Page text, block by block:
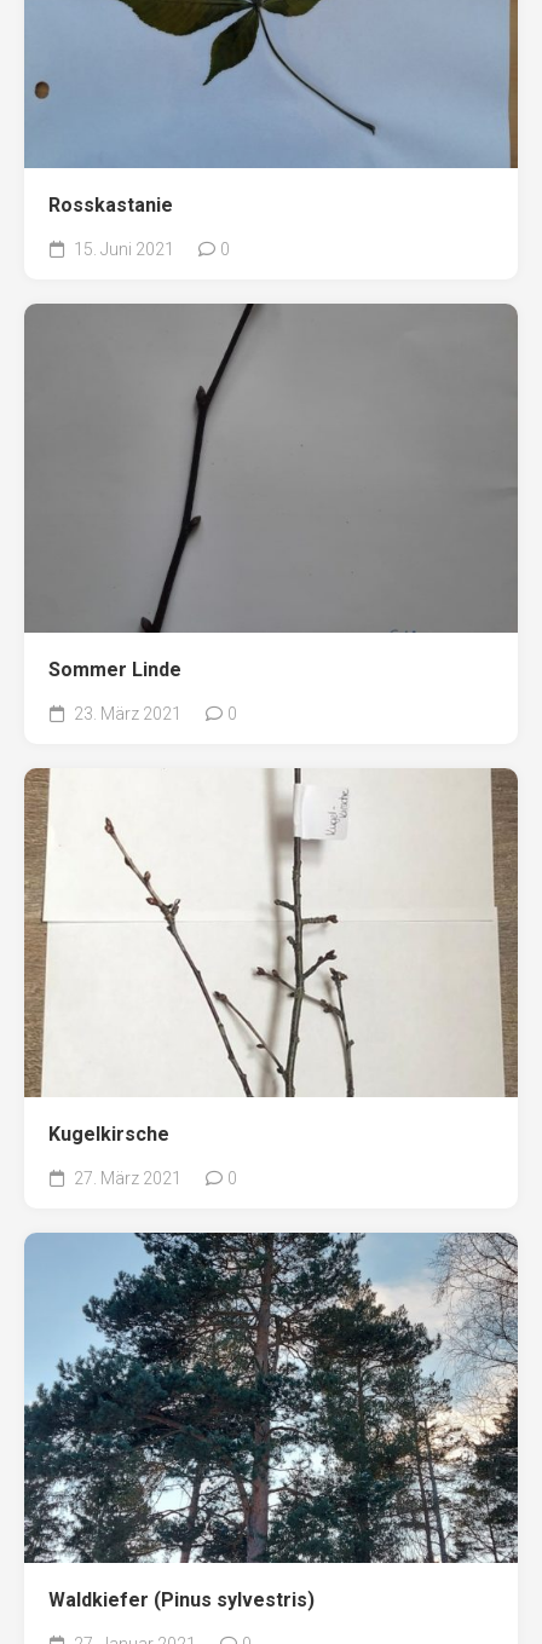
Rosskastanie
15. Juni 2021 0
Sommer Linde
23. März 2021 0
Kugelkirsche
27. März 2021 0
Waldkiefer (Pinus sylvestris)